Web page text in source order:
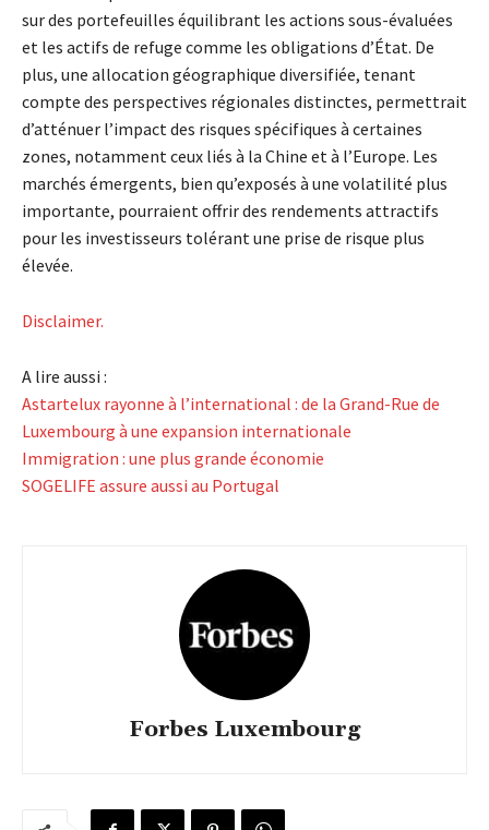
sur des portefeuilles équilibrant les actions sous-évaluées
et les actifs de refuge comme les obligations d’État. De
plus, une allocation géographique diversifiée, tenant
compte des perspectives régionales distinctes, permettrait
d’atténuer l’impact des risques spécifiques à certaines
zones, notamment ceux liés à la Chine et à l’Europe. Les
marchés émergents, bien qu’exposés à une volatilité plus
importante, pourraient offrir des rendements attractifs
pour les investisseurs tolérant une prise de risque plus
élevée.
Disclaimer.
A lire aussi :
Astartelux rayonne à l’international : de la Grand-Rue de
Luxembourg à une expansion internationale
Immigration : une plus grande économie
SOGELIFE assure aussi au Portugal
Forbes Luxembourg